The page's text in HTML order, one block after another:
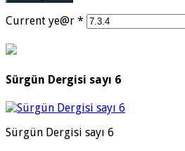
Current ye@r *
Sürgün Dergisi sayı 6
Sürgün Dergisi sayı 6